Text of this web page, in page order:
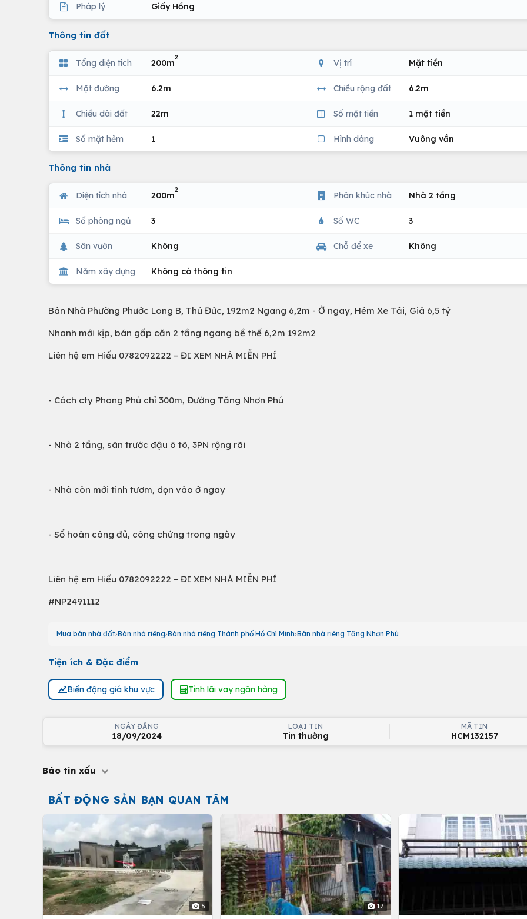
Pháp lý Giấy Hồng
Thông tin đất
Tổng diện tích 200m
2
Vị trí Mặt tiền
Mặt đường 6.2m Chiều rộng đất 6.2m
Chiều dài đất 22m Số mặt tiền 1 mặt tiền
Số mặt hẻm 1 Hình dáng Vuông vắn
Thông tin nhà
Diện tích nhà 200m
2
Phân khúc nhà Nhà 2 tầng
Số phòng ngủ 3 Số WC 3
Sân vườn Không Chỗ để xe Không
Năm xây dựng Không có thông tin
Bán Nhà Phường Phước Long B, Thủ Đức, 192m2 Ngang 6,2m - Ở ngay, Hẻm Xe Tải, Giá 6,5 tỷ
Nhanh mới kịp, bán gấp căn 2 tầng ngang bề thế 6,2m 192m2
Liên hệ em Hiếu 0782092222 – ĐI XEM NHÀ MIỄN PHÍ
- Cách cty Phong Phú chỉ 300m, Đường Tăng Nhơn Phú
- Nhà 2 tầng, sân trước đậu ô tô, 3PN rộng rãi
- Nhà còn mới tinh tươm, dọn vào ở ngay
- Sổ hoàn công đủ, công chứng trong ngày
Liên hệ em Hiếu 0782092222 – ĐI XEM NHÀ MIỄN PHÍ
#NP2491112
Mua bán nhà đất Bán nhà riêng Bán nhà riêng Thành phố Hồ Chí Minh Bán nhà riêng Tăng Nhơn Phú
Tiện ích & Đặc điểm
Biến động giá khu vực Tính lãi vay ngân hàng
NGÀY ĐĂNG
18/09/2024
LOẠI TIN
Tin thường
MÃ TIN
HCM132157
Báo tin xấu
BẤT ĐỘNG SẢN BẠN QUAN TÂM
5 17